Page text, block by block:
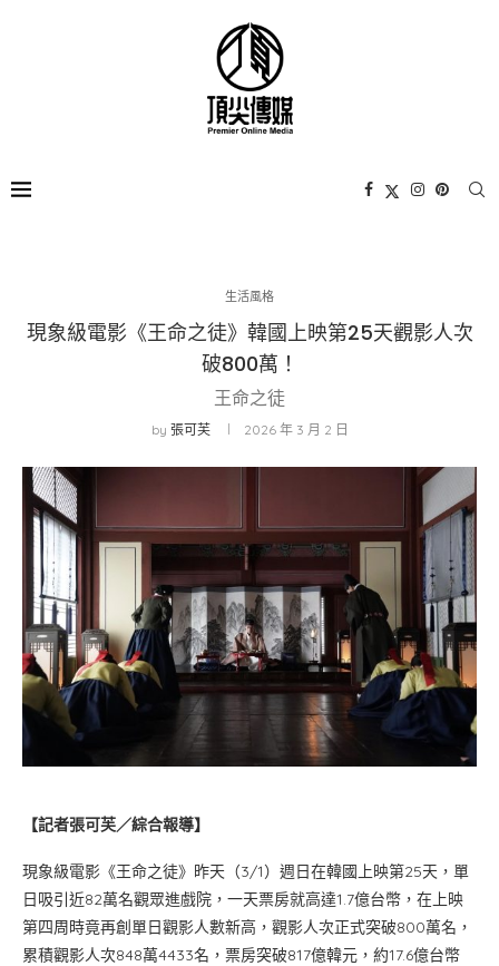
生活風格
現象級電影《王命之徒》韓國上映第25天觀影人次
破800萬！
王命之徒
by 張可芙 2026 年 3 月 2 日
【記者張可芙／綜合報導】
現象級電影《王命之徒》昨天（3/1）週日在韓國上映第25天，單
日吸引近82萬名觀眾進戲院，一天票房就高達1.7億台幣，在上映
第四周時竟再創單日觀影人數新高，觀影人次正式突破800萬名，
累積觀影人次848萬4433名，票房突破817億韓元，約17.6億台幣